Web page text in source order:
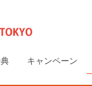
キャンペーン